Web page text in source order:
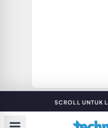
SCROLL UNTUK